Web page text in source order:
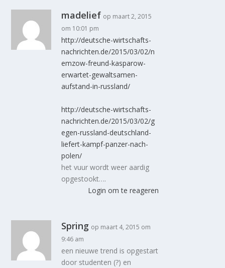
madelief op maart 2, 2015
om 10:01 pm
http://deutsche-wirtschafts-
nachrichten.de/2015/03/02/n
emzow-freund-kasparow-
erwartet-gewaltsamen-
aufstand-in-russland/
http://deutsche-wirtschafts-
nachrichten.de/2015/03/02/g
egen-russland-deutschland-
liefert-kampf-panzer-nach-
polen/
het vuur wordt weer aardig
opgestookt….
Login om te reageren
Spring op maart 4, 2015 om
9:46 am
een nieuwe trend is opgestart
door studenten (?) en